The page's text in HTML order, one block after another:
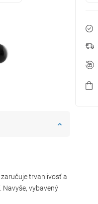
trvanlivosť a
Navyše, vybavený